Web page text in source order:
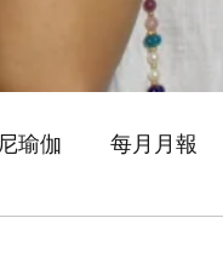
瑜伽 每月月報